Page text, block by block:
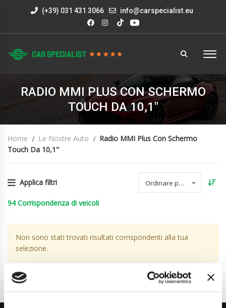
(+39) 031 431 3066 info@carspecialist.eu
RADIO MMI PLUS CON SCHERMO
TOUCH DA 10,1"
Home Le Nostre Auto
Radio MMI Plus Con Schermo
Touch Da 10,1"
Applica filtri Ordinare per data
94 Corrispondenza di veicoli
Non sono stati trovati risultati corrispondenti alla tua
selezione.